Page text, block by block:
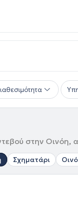
στην Οινόη,
Σχηματάρι